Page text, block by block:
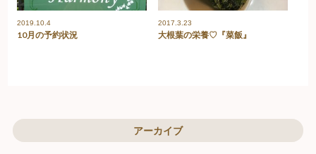
2019.10.4
10月の予約状況
2017.3.23
大根葉の栄養♡『菜飯』
アーカイブ